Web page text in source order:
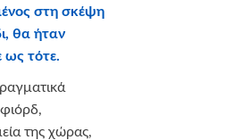
στη σκέψη
θα ήταν
ως τότε.
της χώρας,